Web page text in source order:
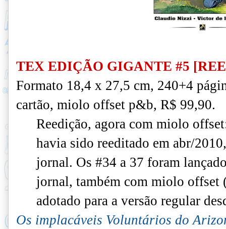
TEX EDIÇÃO GIGANTE #5
Formato 18,4 x 27,5 cm, 240+4
cartão, miolo offset p&b, R$ 99,90.
Reedição, agora com miolo
havia sido reeditado em abr/
jornal. Os #34 a 37 foram
jornal, também com miolo
adotado para a versão regular
Os implacáveis Voluntários do